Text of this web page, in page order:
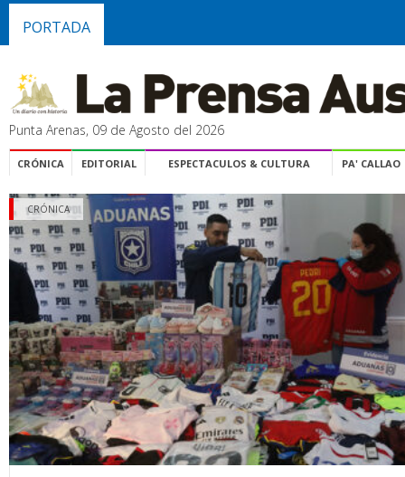
PORTADA
Punta Arenas, 09 de Agosto del 2026
CRÓNICA EDITORIAL ESPECTACULOS & CULTURA PA' CALLAO
CRÓNICA